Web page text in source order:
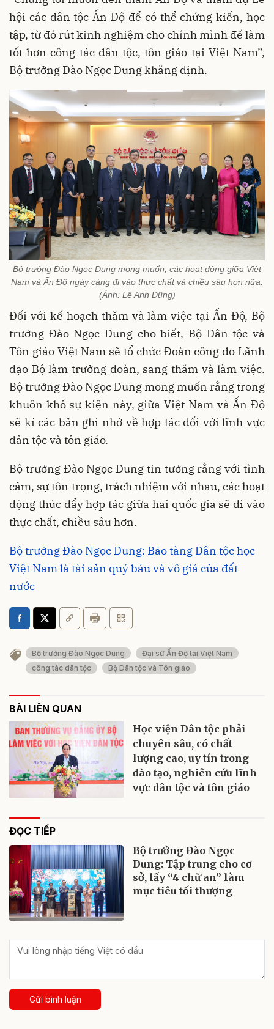
hội các dân tộc Ấn Độ để có thể chứng kiến, học
tập, từ đó rút kinh nghiệm cho chính mình để làm
tốt hơn công tác dân tộc, tôn giáo tại Việt Nam”,
Bộ trưởng Đào Ngọc Dung khẳng định.
Bộ trưởng Đào Ngọc Dung mong muốn, các hoạt động giữa Việt
Nam và Ấn Độ ngày càng đi vào thực chất và chiều sâu hơn nữa.
(Ảnh: Lê Anh Dũng)
Đối với kế hoạch thăm và làm việc tại Ấn Độ, Bộ
trưởng Đào Ngọc Dung cho biết, Bộ Dân tộc và
Tôn giáo Việt Nam sẽ tổ chức Đoàn công do Lãnh
đạo Bộ làm trưởng đoàn, sang thăm và làm việc.
Bộ trưởng Đào Ngọc Dung mong muốn rằng trong
khuôn khổ sự kiện này, giữa Việt Nam và Ấn Độ
sẽ kí các bản ghi nhớ về hợp tác đối với lĩnh vực
dân tộc và tôn giáo.
Bộ trưởng Đào Ngọc Dung tin tưởng rằng với tình
cảm, sự tôn trọng, trách nhiệm với nhau, các hoạt
động thúc đẩy hợp tác giữa hai quốc gia sẽ đi vào
thực chất, chiều sâu hơn.
Bộ trưởng Đào Ngọc Dung: Bảo tàng Dân tộc học
Việt Nam là tài sản quý báu và vô giá của đất
nước
Bộ trưởng Đào Ngọc Dung
Đại sứ Ấn Độ tại Việt Nam
công tác dân tộc
Bộ Dân tộc và Tôn giáo
BÀI LIÊN QUAN
Học viện Dân tộc phải
chuyên sâu, có chất
lượng cao, uy tín trong
đào tạo, nghiên cứu lĩnh
vực dân tộc và tôn giáo
ĐỌC TIẾP
Bộ trưởng Đào Ngọc
Dung: Tập trung cho cơ
sở, lấy “4 chữ an” làm
mục tiêu tối thượng
Gửi bình luận